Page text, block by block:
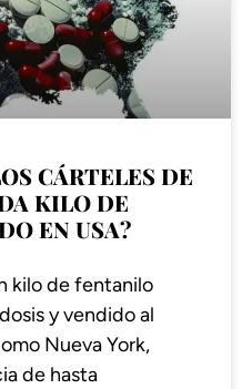
CÁRTELES DE
KILO DE
EN USA?
kilo de fentanilo
y vendido al
Nueva York,
de hasta